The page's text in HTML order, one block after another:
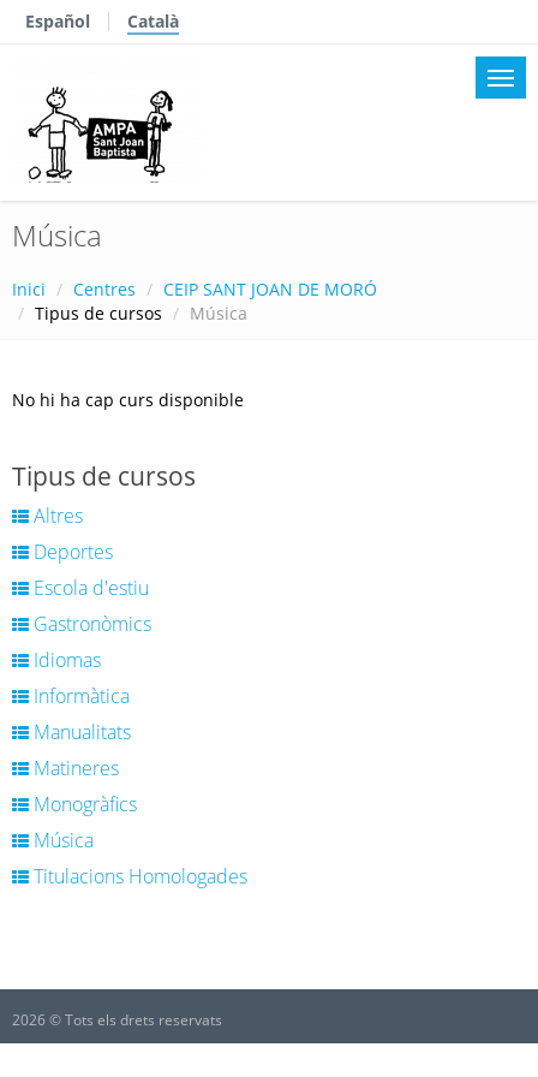
Español Català
Música
Inici Centres
CEIP SANT JOAN DE MORÓ
Tipus de cursos
Música
No hi ha cap curs disponible
Tipus de cursos
Altres
Deportes
Escola d'estiu
Gastronòmics
Idiomas
Informàtica
Manualitats
Matineres
Monogràfics
Música
Titulacions Homologades
2026 © Tots els drets reservats